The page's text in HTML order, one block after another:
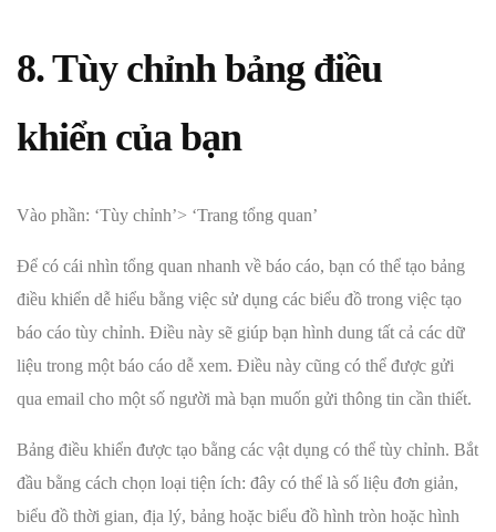
8. Tùy chỉnh bảng điều
khiển của bạn
Vào phần: ‘Tùy chỉnh’> ‘Trang tổng quan’
Để có cái nhìn tổng quan nhanh về báo cáo, bạn có thể tạo bảng
điều khiển dễ hiểu bằng việc sử dụng các biểu đồ trong việc tạo
báo cáo tùy chỉnh. Điều này sẽ giúp bạn hình dung tất cả các dữ
liệu trong một báo cáo dễ xem. Điều này cũng có thể được gửi
qua email cho một số người mà bạn muốn gửi thông tin cần thiết.
Bảng điều khiển được tạo bằng các vật dụng có thể tùy chỉnh. Bắt
đầu bằng cách chọn loại tiện ích: đây có thể là số liệu đơn giản,
biểu đồ thời gian, địa lý, bảng hoặc biểu đồ hình tròn hoặc hình